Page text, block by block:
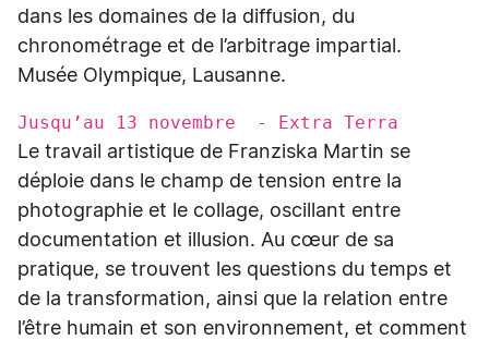
dans les domaines de la diffusion, du
chronométrage et de l’arbitrage impartial.
Musée Olympique, Lausanne.
Jusqu’au 13 novembre - Extra Terra
Le travail artistique de Franziska Martin se
déploie dans le champ de tension entre la
photographie et le collage, oscillant entre
documentation et illusion. Au cœur de sa
pratique, se trouvent les questions du temps et
de la transformation, ainsi que la relation entre
l’être humain et son environnement, et comment